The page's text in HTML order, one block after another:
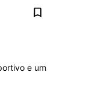
e um